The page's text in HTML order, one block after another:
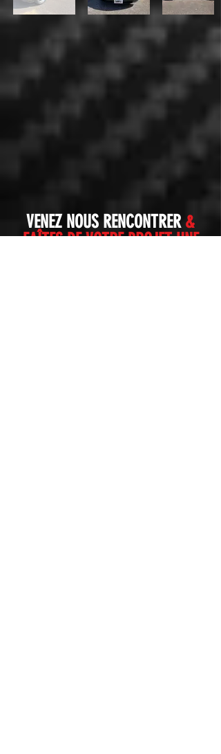
VENEZ NOUS RENCONTRER&
FAÎTES DE VOTRE PROJET UNE